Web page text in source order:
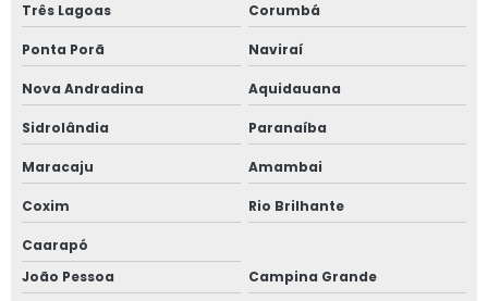
Três Lagoas Corumbá
Ponta Porã Naviraí
Nova Andradina Aquidauana
Sidrolândia Paranaíba
Maracaju Amambai
Coxim Rio Brilhante
Caarapó
João Pessoa
Campina Grande